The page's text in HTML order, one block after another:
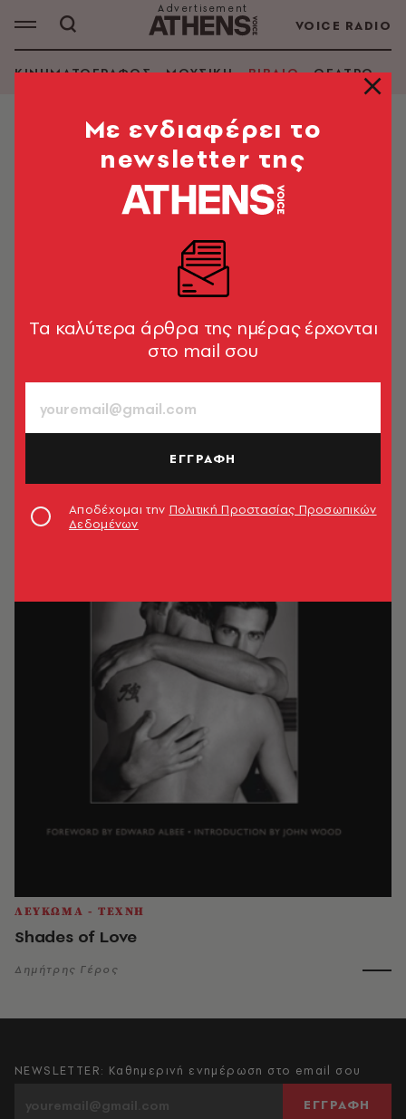
VOICE RADIO
ΚΙΝΗΜΑΤΟΓΡΑΦΟΣ ΜΟΥΣΙΚΗ ΒΙΒΛΙΟ ΘΕΑΤΡΟ -
INSIGHT
ΑΝΑΖΗΤΗΣΗ ΒΙΒΛΙΟΥ
ΛΕΥΚΩΜΑ - ΤΕΧΝΗ
Shades of Love
Δημήτρης Γέρος
NEWSLETTER: Καθημερινή ενημέρωση στο email σου
ΕΓΓΡΑΦΗ
Mε ενδιαφέρει το
newsletter της
Tα καλύτερα άρθρα της ημέρας έρχονται
στο mail σου
ΕΓΓΡΑΦΗ
Αποδέχομαι την Πολιτική Προστασίας Προσωπικών
Δεδομένων